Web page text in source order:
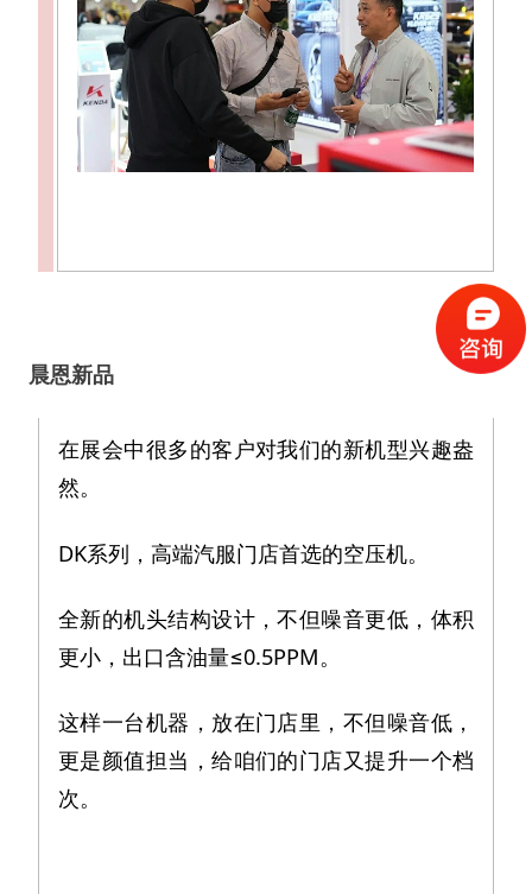
晨恩新品
在展会中很多的客户对我们的新机型兴趣盎
然。
DK系列，高端汽服门店首选的空压机。
全新的机头结构设计，不但噪音更低，体积
更小，出口含油量≤0.5PPM。
这样一台机器，放在门店里，不但噪音低，
更是颜值担当，给咱们的门店又提升一个档
次。